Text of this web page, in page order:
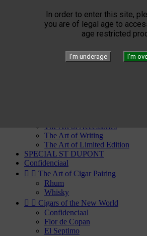
In order to enter this site,
you are of legal age to
age restricted
I’m underage I’m
Rey del Mundo
Romeo Y Julieta
San Cristobal
Vegas Robaina
Vegueros
The Art of Accessories
The Art of Writing
The Art of Limited Edition
SPECIAL ST DUPONT
Confidenciaal
  The Art of Cigar Pairing
Rhum
Whisky
  Cigars of the New World
Confidenciaal
Flor de Copan
El Septimo